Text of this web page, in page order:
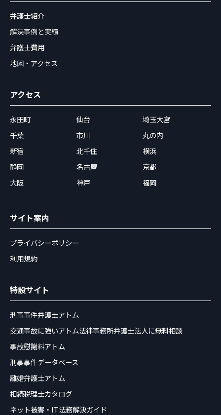
弁護士紹介
解決事例と実績
弁護士費用
地図・アクセス
アクセス
永田町 仙台
埼玉大宮
千葉
市川
丸の内
新宿
北千住
横浜
静岡
名古屋
京都
大阪
神戸 福岡
サイト案内
プライバシーポリシー
利用規約
特設サイト
刑事事件弁護士アトム
交通事故に強いアトム法律事務所弁護士法人に無料相談
事故慰謝料アトム
刑事事件データベース
離婚弁護士アトム
相続税理士カタログ
ネット被害・IT法務解決ガイド